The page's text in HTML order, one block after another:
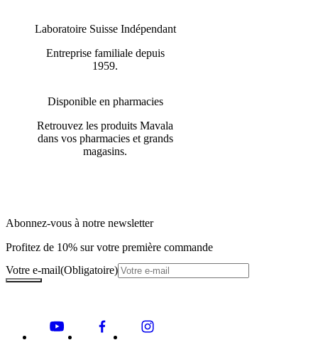
Laboratoire Suisse Indépendant
Entreprise familiale depuis
1959.
Disponible en pharmacies
Retrouvez les produits Mavala
dans vos pharmacies et grands
magasins.
Abonnez-vous à notre newsletter
Profitez de 10% sur votre première commande
Votre e-mail(Obligatoire)